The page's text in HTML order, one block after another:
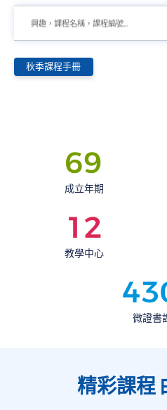
興趣，課程名稱，課程編號...
課
秋季課程手冊
69
成立年期
12
教學中心
43
微證書
精彩課程